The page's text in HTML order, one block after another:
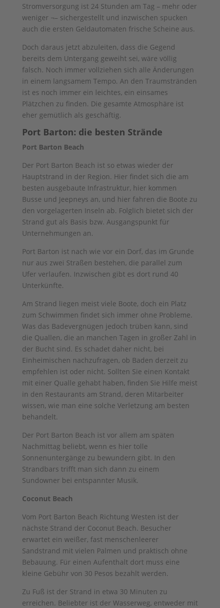
Stromversorgung ist 24 Stunden am Tag – mehr oder
weniger ¬– sichergestellt und inzwischen spucken
auch die ersten Geldautomaten frische Scheine aus.
Doch daraus jetzt abzuleiten, dass die Gegend
bereits dem Untergang geweiht sei, wäre völlig
falsch. Noch immer vollziehen sich alle Änderungen
in einem langsamem Tempo. An den Traumstränden
ist es noch immer ein leichtes, ein einsames
Plätzchen zu finden. Die gesamte Atmosphäre ist
eher gemütlich als geschäftig.
Port Barton: die besten Strände
Port Barton Beach
Der Port Barton Beach ist so etwas wieder der
Hauptstrand in der Region. Hier findet sich die am
besten ausgebaute Infrastruktur, hier kommen
Busse und Jeepneys an, und hier fahren die Boote zu
den vorgelagerten Inseln ab. Folglich bietet sich der
Strand gut als Basis bzw. Ausgangspunkt für
Unternehmungen an.
Port Barton ist nach wie vor ein Dorf, das im Grunde
nur aus zwei Straßen bestehen, die parallel zum
Ufer verlaufen. Inzwischen gibt es dort rund 40
Unterkünfte.
Am Strand liegen meist viele Boote, doch ein Platz
zum Schwimmen findet sich immer ohne Probleme.
Was das Badevergnügen jedoch trüben kann, sind
die Quallen, die an manchen Tagen in großer Zahl in
der Bucht sind. Es schadet daher nicht, bei
Einheimischen nachzufragen, ob Baden derzeit zu
empfehlen ist oder nicht. Sollten Sie einen Kontakt
mit einer Qualle gehabt haben, finden Sie Hilfe meist
in den Restaurants am Strand, deren Mitarbeiter
wissen, wie man eine solche Verletzung am besten
behandelt.
Der Port Barton Beach ist vor allem am späten
Nachmittag beliebt, wenn es hier tolle
Sonnenuntergänge zu bewundern gibt. In den
Strandbars trifft man sich dann zu einem
Sundowner bei entspannter Musik.
Coconut Beach
Vom Port Barton Beach Richtung Westen ist der
nächste Strand der Coconut Beach. Besucher
erwartet ein weißer, fast menschenleerer
Sandstrand mit vielen Palmen und praktisch ohne
Bebauung. Für einen Aufenthalt dort muss eine
kleine Gebühr von 30 Pesos bezahlt werden.
Zu Fuß ist der Strand in etwa 30 Minuten zu
erreichen. Beliebter ist der Wasserweg, entweder mit